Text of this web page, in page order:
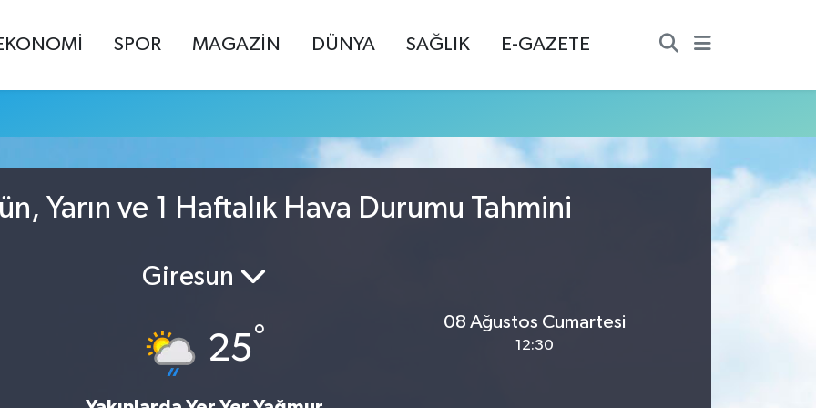
SPOR MAGAZİN DÜNYA SAĞLIK E-GAZETE
Yarın ve 1 Haftalık Hava Durumu Tahmini
Giresun
25°
08 Ağustos Cumartesi
12:30